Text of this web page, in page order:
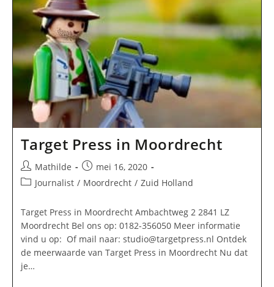
Target Press in Moordrecht
Bericht
auteur:
Mathilde
Bericht
gepubliceerd
mei 16, 2020
Berichtcategorie:
Journalist / Moordrecht / Zuid Holland
Target Press in Moordrecht Ambachtweg 2 2841 LZ
Moordrecht Bel ons op: 0182-356050 Meer informatie
vind u op: Of mail naar: studio@targetpress.nl Ontdek
de meerwaarde van Target Press in Moordrecht Nu dat
je…